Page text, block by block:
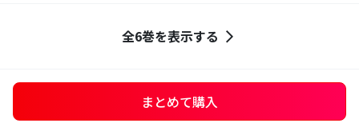
全6巻を表示する
まとめて購入